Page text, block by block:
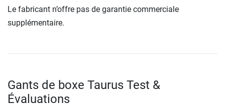
Le fabricant n’offre pas de garantie commerciale
supplémentaire.
Gants de boxe Taurus Test &
Évaluations